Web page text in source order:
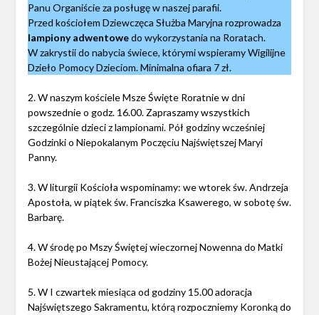
Panu Organiście za posługę w naszej parafii.
Przed kościołem Dziewczęca Służba Maryjna rozprowadza
lampiony adwentowedo wykorzystania na Roratach.
W zakrystii do nabycia świece, którymi wspieramy Wigilijne
Dzieło Pomocy Dzieciom. Minimalna ofiara 7 zł.
2. W naszym kościele Msze Święte Roratnie w dni
powszednie o godz. 16.00. Zapraszamy wszystkich
szczególnie dzieci z lampionami. Pół godziny wcześniej
Godzinki o Niepokalanym Poczęciu Najświętszej Maryi
Panny.
3. W liturgii Kościoła wspominamy: we wtorek św. Andrzeja
Apostoła, w piątek św. Franciszka Ksawerego, w sobotę św.
Barbarę.
4. W środę po Mszy Świętej wieczornej Nowenna do Matki
Bożej Nieustającej Pomocy.
5. W I czwartek miesiąca od godziny 15.00 adoracja
Najświętszego Sakramentu, którą rozpoczniemy Koronką do